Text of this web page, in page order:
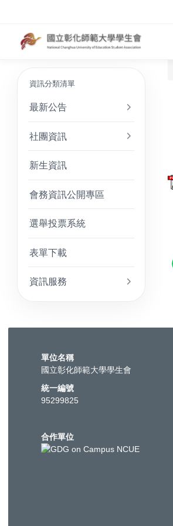
資訊分類清單
最新公告
社團資訊
新生資訊
會務資訊公開專區
選舉投票系統
表單下載
資訊服務
單位名稱
國立彰化師範大學學生會
統一編號
95299825
合作單位